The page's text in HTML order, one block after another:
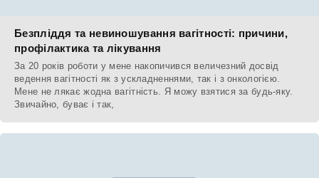
Безпліддя та невиношування вагітності: причини,
профілактика та лікування
За 20 років роботи у мене накопичився величезний досвід
ведення вагітності як з ускладненнями, так і з онкологією.
Мене не лякає жодна вагітність. Я можу взятися за будь-яку.
Звичайно, буває і так,